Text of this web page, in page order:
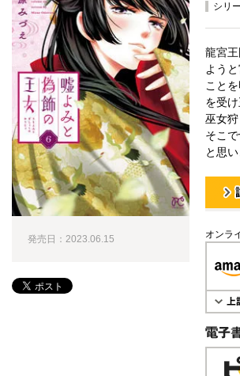
シリ
龍宮
よう
こと
を受
巫女
そこ
と思
オンラ
電子書
発売日：2023.06.15